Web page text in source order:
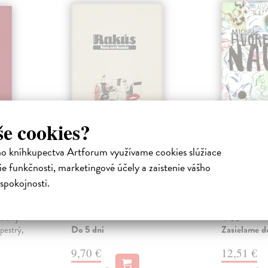
cookies?
kníhkupectva Artforum využívame cookies slúžiace
funkčnosti, marketingové účely a zaistenie vášho
Fáza uvoľnenia
Rakús Stanislav| Kniha
Do 5 dní
9,70 €
Naum
Silný príbeh
Zasielame
12,51 €